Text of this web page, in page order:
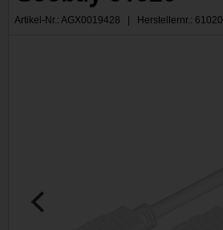
Artikel-Nr.: AGX0019428 | Herstellernr.: 61020